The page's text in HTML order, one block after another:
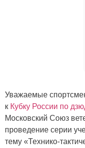
Уважаемые
к Кубку России по
Московский Союз
проведение серии
тему «Технико-